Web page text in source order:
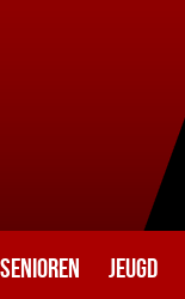
Senioren Jeugd